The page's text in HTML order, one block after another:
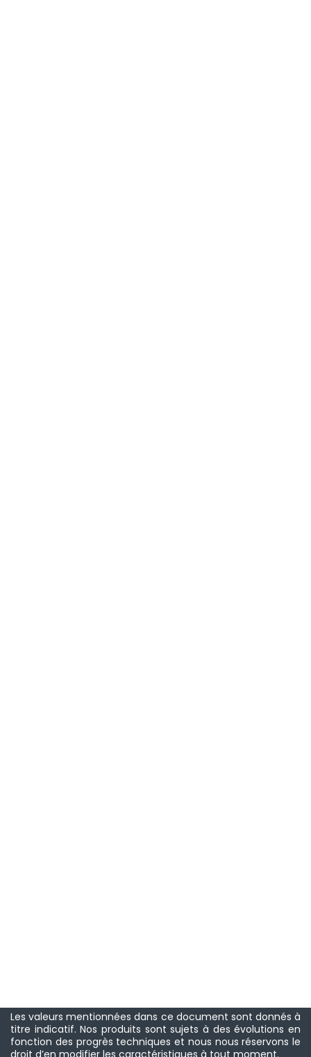
Les valeurs mentionnées dans ce document sont donnés à
titre indicatif. Nos produits sont sujets à des évolutions en
fonction des progrès techniques et nous nous réservons le
droit d’en modifier les caractéristiques à tout moment.